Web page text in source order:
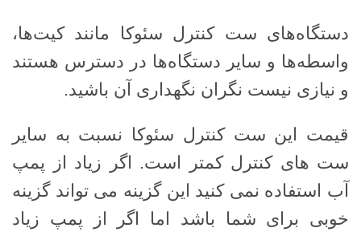
دستگاه‌های ست کنترل سئوکا مانند کیت‌ها،
واسطه‌ها و سایر دستگاه‌ها در دسترس هستند
و نیازی نیست نگران نگهداری آن باشید.
قیمت این ست کنترل سئوکا نسبت به سایر
ست های کنترل کمتر است. اگر زیاد از پمپ
آب استفاده نمی کنید این گزینه می تواند گزینه
خوبی برای شما باشد اما اگر از پمپ زیاد